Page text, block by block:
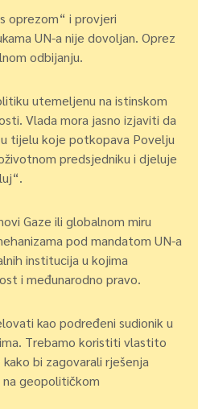
oprezom“ i provjeri
UN-a nije dovoljan. Oprez
odbijanju.
utemeljenu na istinskom
Vlada mora jasno izjaviti da
tijelu koje potkopava Povelju
predsjedniku i djeluje
Gaze ili globalnom miru
pod mandatom UN-a
institucija u kojima
i međunarodno pravo.
kao podređeni sudionik u
Trebamo koristiti vlastito
bi zagovarali rješenja
geopolitičkom